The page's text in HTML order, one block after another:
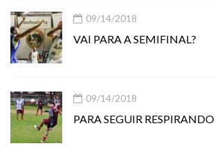
09/14/2018
VAI PARA A SEMIFINAL?
09/14/2018
PARA SEGUIR RESPIRANDO